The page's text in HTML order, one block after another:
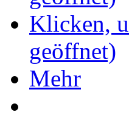
Klicken,
geöffnet)
Mehr